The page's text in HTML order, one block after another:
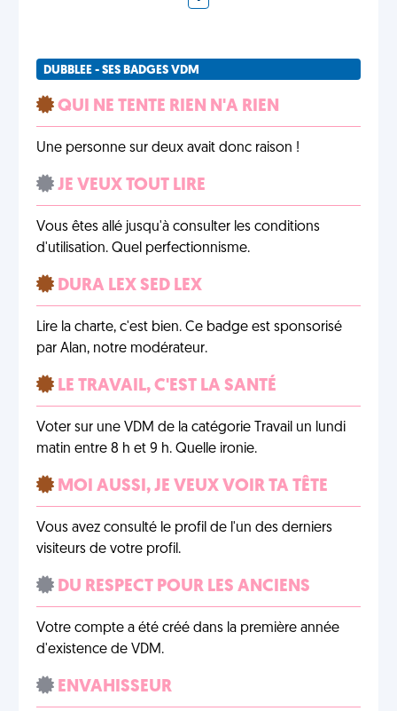
DUBBLEE - SES BADGES VDM
QUI NE TENTE RIEN N'A RIEN
Une personne sur deux avait donc raison !
JE VEUX TOUT LIRE
Vous êtes allé jusqu'à consulter les conditions
d'utilisation. Quel perfectionnisme.
DURA LEX SED LEX
Lire la charte, c'est bien. Ce badge est sponsorisé
par Alan, notre modérateur.
LE TRAVAIL, C'EST LA SANTÉ
Voter sur une VDM de la catégorie Travail un lundi
matin entre 8 h et 9 h. Quelle ironie.
MOI AUSSI, JE VEUX VOIR TA TÊTE
Vous avez consulté le profil de l'un des derniers
visiteurs de votre profil.
DU RESPECT POUR LES ANCIENS
Votre compte a été créé dans la première année
d'existence de VDM.
ENVAHISSEUR